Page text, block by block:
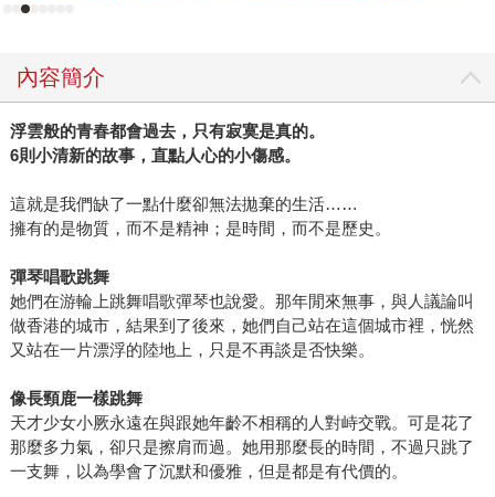
內容簡介
浮雲般的青春都會過去，只有寂寞是真的。
6則小清新的故事，直點人心的小傷感。
這就是我們缺了一點什麼卻無法拋棄的生活……
擁有的是物質，而不是精神；是時間，而不是歷史。
彈琴唱歌跳舞
她們在游輪上跳舞唱歌彈琴也說愛。那年閒來無事，與人議論叫
做香港的城市，結果到了後來，她們自己站在這個城市裡，恍然
又站在一片漂浮的陸地上，只是不再談是否快樂。
像長頸鹿一樣跳舞
天才少女小厥永遠在與跟她年齡不相稱的人對峙交戰。可是花了
那麼多力氣，卻只是擦肩而過。她用那麼長的時間，不過只跳了
一支舞，以為學會了沉默和優雅，但是都是有代價的。